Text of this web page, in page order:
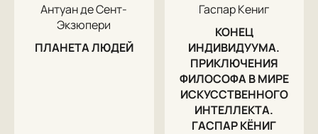
Антуан де Сент-
Экзюпери
ПЛАНЕТА ЛЮДЕЙ
Гаспар Кениг
КОНЕЦ
ИНДИВИДУУМА.
ПРИКЛЮЧЕНИЯ
ФИЛОСОФА В МИРЕ
ИСКУССТВЕННОГО
ИНТЕЛЛЕКТА.
ГАСПАР КЁНИГ